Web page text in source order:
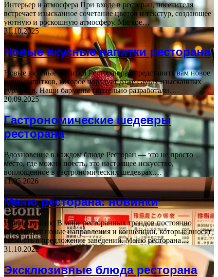
Интерьер и атмосфера При входе в ресторан, посетителя
встречает изысканное сочетание цветов и текстур, создающее
уютную и роскошную атмосферу. Мягкое…
31.10.2025
Новые вкусные напитки ресторана
Новые вкусные напитки Ресторан рад представить вам новое
меню напитков, которое порадует даже самых изысканных
гурманов. Наши бармены тщательно разработали…
20.09.2025
Гастрономические шедевры
ресторана
Вдохновение в каждом блюде Ресторан — это не просто
место, где можно поесть, это настоящее искусство,
воплощенное в гастрономических шедеврах.…
11.05.2026
Меню ресторана: новинки
Новинки меню В мире ресторанных трендов постоянно
появляются новые направления и концепции, которые вносят
свежесть в предложение заведений. Меню ресторана…
31.10.2025
Эксклюзивные блюда ресторана